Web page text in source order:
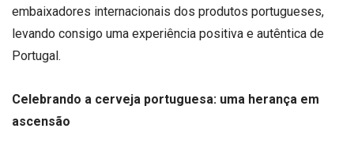
embaixadores internacionais dos produtos portugueses,
levando consigo uma experiência positiva e autêntica de
Portugal.
Celebrando a cerveja portuguesa: uma herança em
ascensão